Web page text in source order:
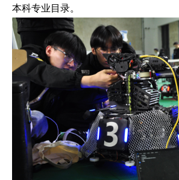
本科专业目录。